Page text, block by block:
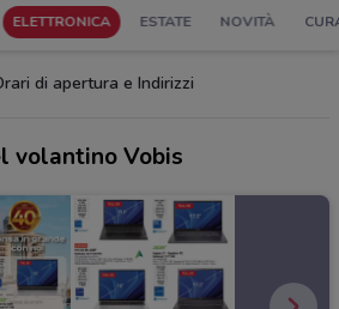
ELETTRONICA ESTATE NOVITÀ
di apertura e Indirizzi
volantino Vobis